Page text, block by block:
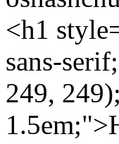
<h1
sans-
249,